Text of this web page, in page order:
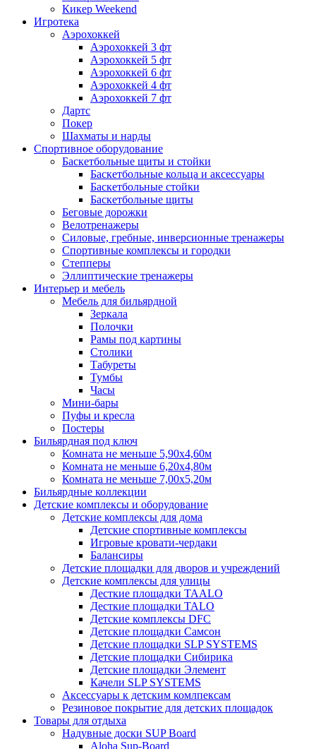
Кикер Weekend
Игротека
Аэрохоккей
Аэрохоккей 3 фт
Аэрохоккей 5 фт
Аэрохоккей 6 фт
Аэрохоккей 4 фт
Аэрохоккей 7 фт
Дартс
Покер
Шахматы и нарды
Спортивное оборудование
Баскетбольные щиты и стойки
Баскетбольные кольца и аксессуары
Баскетбольные стойки
Баскетбольные щиты
Беговые дорожки
Велотренажеры
Силовые, гребные, инверсионные тренажеры
Спортивные комплексы и городки
Степперы
Эллиптические тренажеры
Интерьер и мебель
Мебель для бильярдной
Зеркала
Полочки
Рамы под картины
Столики
Табуреты
Тумбы
Часы
Мини-бары
Пуфы и кресла
Постеры
Бильярдная под ключ
Комната не меньше 5,90х4,60м
Комната не меньше 6,20х4,80м
Комната не меньше 7,00х5,20м
Бильярдные коллекции
Детские комплексы и оборудование
Детские комплексы для дома
Детские спортивные комплексы
Игровые кровати-чердаки
Балансиры
Детские площадки для дворов и учреждений
Детские комплексы для улицы
Десткие площадки TAALO
Десткие площадки TALO
Детские комплексы DFC
Детские площадки Самсон
Детские площадки SLP SYSTEMS
Детские площадки Сибирика
Детские площадки Элемент
Качели SLP SYSTEMS
Аксессуары к детским комлпексам
Резиновое покрытие для детских площадок
Товары для отдыха
Надувные доски SUP Board
Aloha Sup-Board